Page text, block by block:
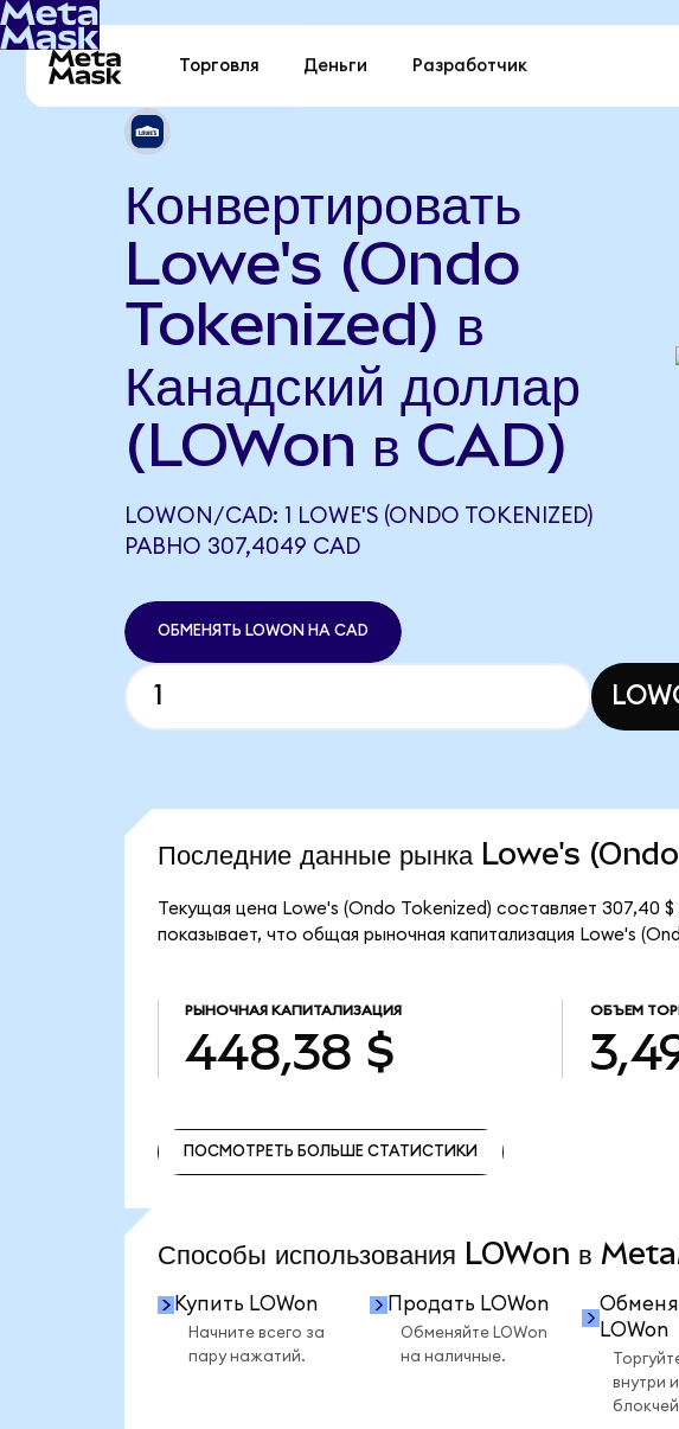
Торговля Деньги Разработчик
Конвертировать
Lowe's (Ondo
Tokenized) в
Канадский доллар
(LOWon в CAD)
LOWON/CAD: 1 LOWE'S (ONDO TOKENIZED)
РАВНО 307,4049 CAD
ОБМЕНЯТЬ LOWON НА CAD
Последние данные рынка Lowe's
Текущая цена Lowe's (Ondo Tokenized) составляет 307,40
показывает, что общая рыночная капитализация Lowe's
РЫНОЧНАЯ КАПИТАЛИЗАЦИЯ
448,38 $
ОБЪЕМ
ПОСМОТРЕТЬ БОЛЬШЕ СТАТИСТИКИ
Способы использования LOWon в
Купить LOWon
Начните всего за
пару нажатий.
Продать LOWon
Обменяйте LOWon
на наличные.
LOWon
внутри